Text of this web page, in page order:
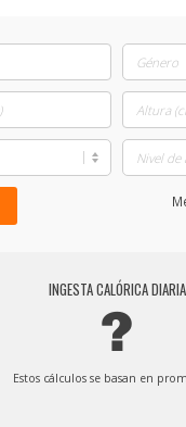
INGESTA CALÓRICA DIARIA
?
Estos cálculos se basan en